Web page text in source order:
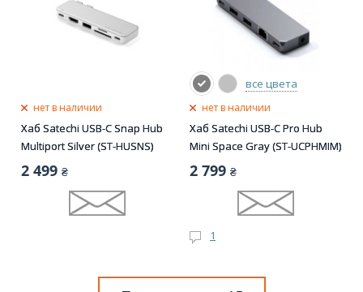
нет в наличии
Хаб Satechi USB-C Snap Hub
Multiport Silver (ST-HUSNS)
2 499 ₴
все цвета
нет в наличии
Хаб Satechi USB-C Pro Hub
Mini Space Gray (ST-UCPHMIM)
2 799 ₴
1